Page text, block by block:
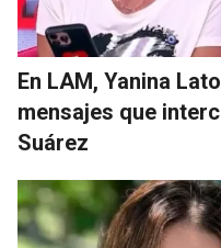
En LAM, Yanina
mensajes que
Suárez